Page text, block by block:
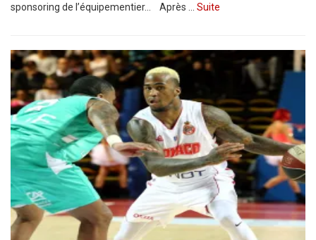
sponsoring de l’équipementier… Après … Suite